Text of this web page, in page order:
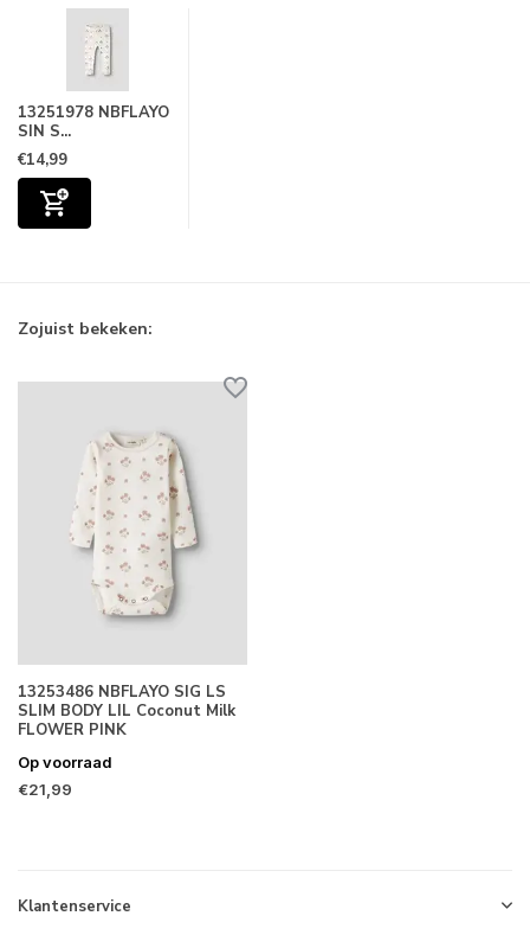
13251978 NBFLAYO
SIN S...
€14,99
Zojuist bekeken:
13253486 NBFLAYO SIG LS
SLIM BODY LIL Coconut Milk
FLOWER PINK
Op voorraad
€21,99
Klantenservice